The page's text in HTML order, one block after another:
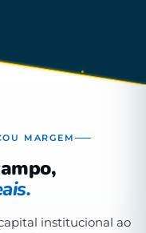
MARGEM
institucional ao